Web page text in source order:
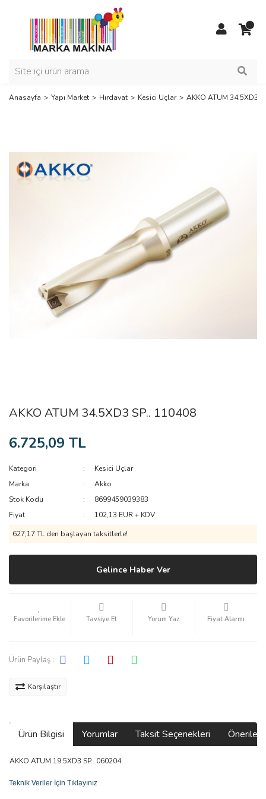
Anasayfa Yapı Market Hırdavat Kesici Uçlar AKKO ATUM 34.5XD3
AKKO ATUM 34.5XD3 SP.. 110408
6.725,09 TL
Kategori
Kesici Uçlar
Marka
Akko
Stok Kodu
8699459039383
Fiyat
102,13 EUR + KDV
627,17 TL den başlayan taksitlerle!
Gelince Haber Ver
Tavsiye Et Yorum Yaz Fiyat Alarmı
Ürün Paylaş :
Karşılaştır
Ürün Bilgisi Yorumlar Taksit Seçenekleri
AKKO ATUM 19.5XD3 SP.. 060204
Teknik Veriler İçin Tıklayınız